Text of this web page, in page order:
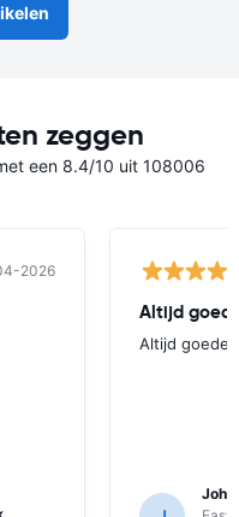
zeggen
een 8.4/10 uit 108006
2026
Altijd
Altijd goede